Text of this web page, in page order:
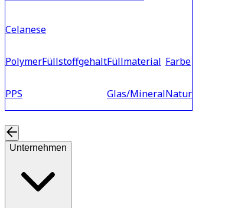
Celanese
Polymer
PPS
FüllstoffgehaltFüllmaterial
Glas/Mineral
Farbe
Natur
Unternehmen